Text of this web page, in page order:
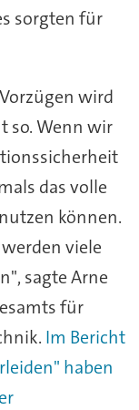
sorgten für
wird
so. Wenn wir
das volle
können.
viele
sagte Arne
für
Im Bericht
haben